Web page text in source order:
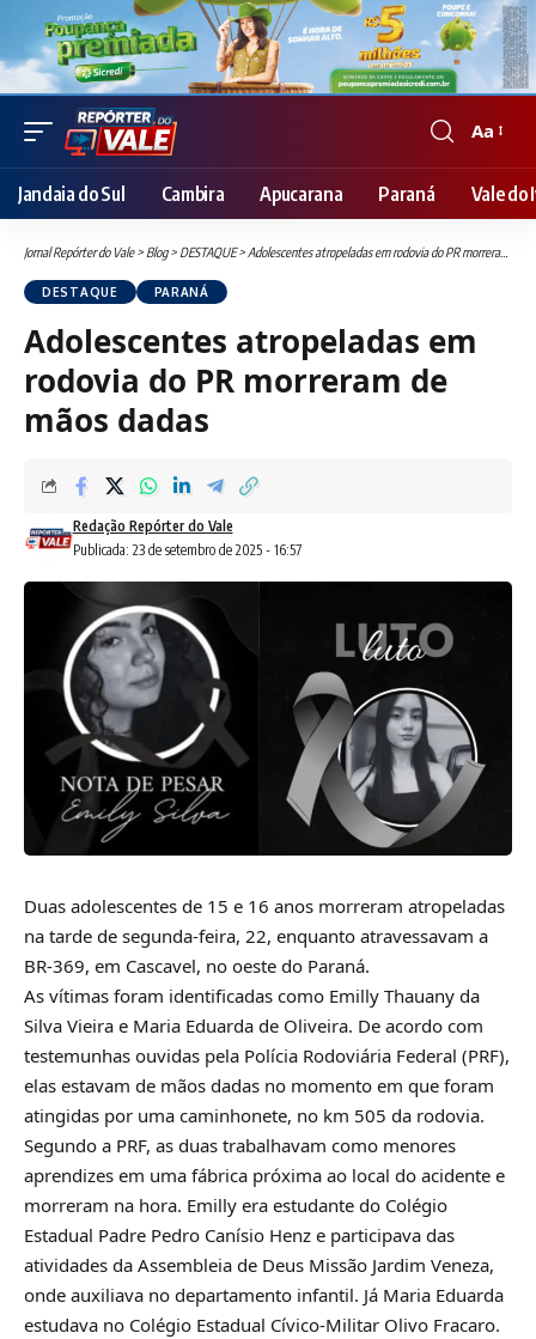
Font
Resizer
Aa
Jandaia do Sul Cambira Apucarana Paraná Vale do
Jornal Repórter do Vale> Blog> DESTAQUE>Adolescentes atropeladas em rodovia do PR morreram de mãos dadas
DESTAQUE PARANÁ
Adolescentes atropeladas em
rodovia do PR morreram de
mãos dadas
Publicada: 23 de setembro de 2025 - 16:57
Redação Repórter do Vale
Duas adolescentes de 15 e 16 anos morreram atropeladas
na tarde de segunda-feira, 22, enquanto atravessavam a
BR-369, em Cascavel, no oeste do Paraná.
As vítimas foram identificadas como Emilly Thauany da
Silva Vieira e Maria Eduarda de Oliveira. De acordo com
testemunhas ouvidas pela Polícia Rodoviária Federal (PRF),
elas estavam de mãos dadas no momento em que foram
atingidas por uma caminhonete, no km 505 da rodovia.
Segundo a PRF, as duas trabalhavam como menores
aprendizes em uma fábrica próxima ao local do acidente e
morreram na hora. Emilly era estudante do Colégio
Estadual Padre Pedro Canísio Henz e participava das
atividades da Assembleia de Deus Missão Jardim Veneza,
onde auxiliava no departamento infantil. Já Maria Eduarda
estudava no Colégio Estadual Cívico-Militar Olivo Fracaro.